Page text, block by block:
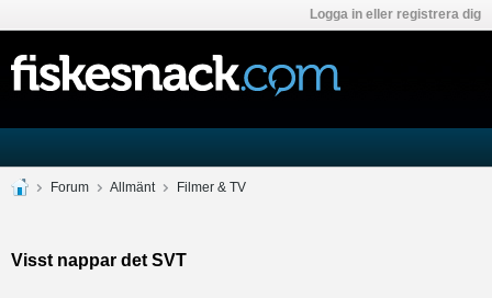
Logga in eller registrera dig
Forum Allmänt Filmer & TV
Visst nappar det SVT